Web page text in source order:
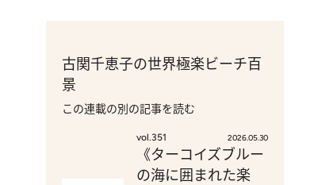
古関千恵子の世界極楽ビーチ百
景
この連載の別の記事を読む
vol.351 2026.05.30
《ターコイズブルー
の海に囲まれた楽